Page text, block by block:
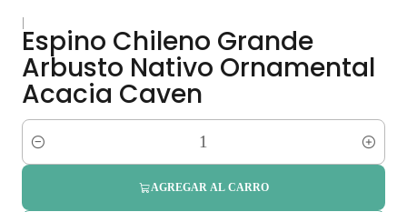
Espino Chileno Grande
Arbusto Nativo Ornamental
Acacia Caven
Cantidad
AGREGAR AL CARRO